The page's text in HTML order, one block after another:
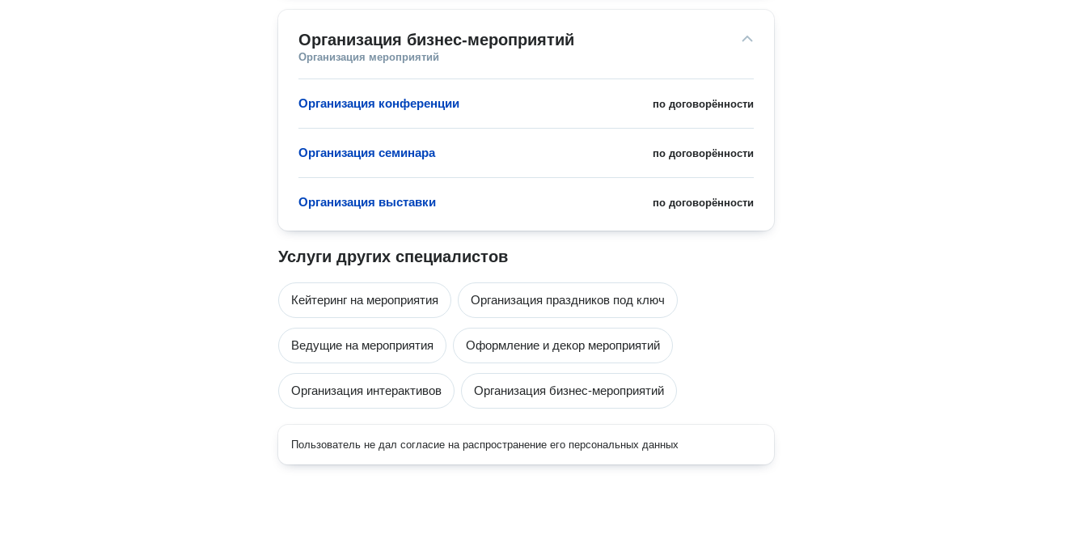
Организация бизнес-мероприятий
Организация мероприятий
по договорённости
Организация конференции
по договорённости
Организация семинара
по договорённости
Организация выставки
Услуги других специалистов
Кейтеринг на мероприятия Организация праздников под ключ
Ведущие на мероприятия Оформление и декор мероприятий
Организация интерактивов Организация бизнес-мероприятий
Пользователь не дал согласие на распространение его персональных данных